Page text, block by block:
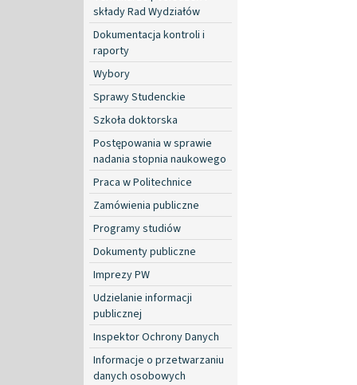
składy Rad Wydziałów
Dokumentacja kontroli i
raporty
Wybory
Sprawy Studenckie
Szkoła doktorska
Postępowania w sprawie
nadania stopnia naukowego
Praca w Politechnice
Zamówienia publiczne
Programy studiów
Dokumenty publiczne
Imprezy PW
Udzielanie informacji
publicznej
Inspektor Ochrony Danych
Informacje o przetwarzaniu
danych osobowych